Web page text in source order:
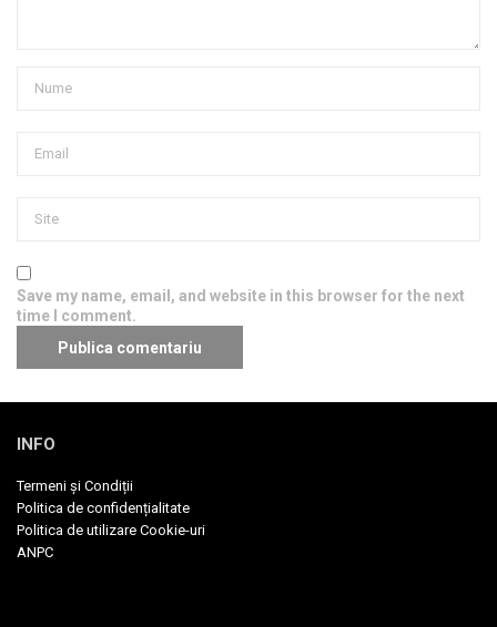
Save my name, email, and website in this browser for the next
time I comment.
INFO
Termeni și Condiții
Politica de confidențialitate
Politica de utilizare Cookie-uri
ANPC